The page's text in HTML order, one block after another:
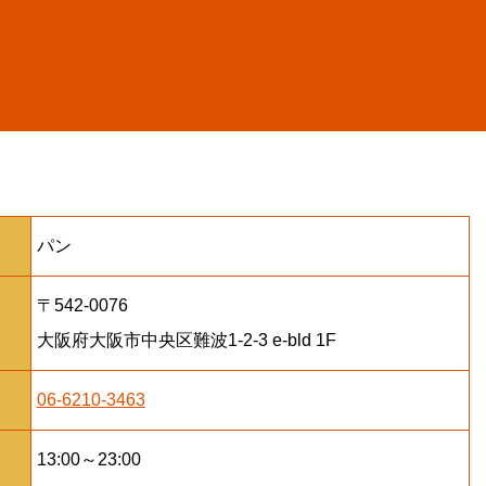
パン
〒542-0076
大阪府大阪市中央区難波1-2-3 e-bld 1F
06-6210-3463
13:00～23:00